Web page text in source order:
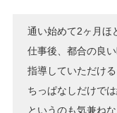
通い始めて2ヶ月ほ
仕事後、都合の良
指導していただけ
ちっぱなしだけで
というのも気兼ね